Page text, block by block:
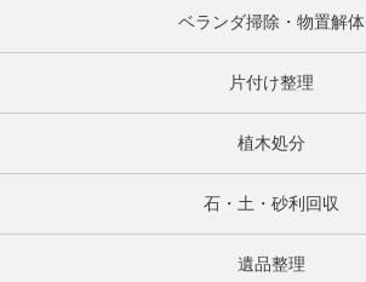
ベランダ掃除・物置解体
片付け整理
植木処分
石・土・砂利回収
遺品整理